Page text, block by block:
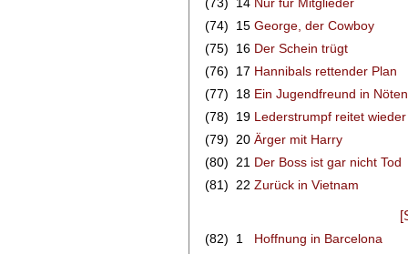
(74)
15 George, der Cowboy
(75)
16 Der Schein trügt
(76)
17 Hannibals rettender Plan
(77)
18 Ein Jugendfreund in Nöten
(78)
19 Lederstrumpf reitet wieder
(79)
20 Ärger mit Harry
(80)
21 Der Boss ist gar nicht Tod
(81)
22 Zurück in Vietnam
(82) 1
Hoffnung in Barcelona